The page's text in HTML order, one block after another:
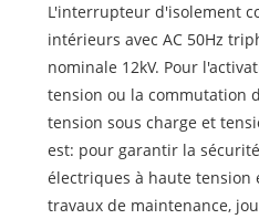
L'interrupteur d'isolement
intérieurs avec AC 50Hz
nominale 12kV. Pour
tension ou la commutation
tension sous charge et
est: pour garantir la
électriques à haute tension
travaux de maintenance,